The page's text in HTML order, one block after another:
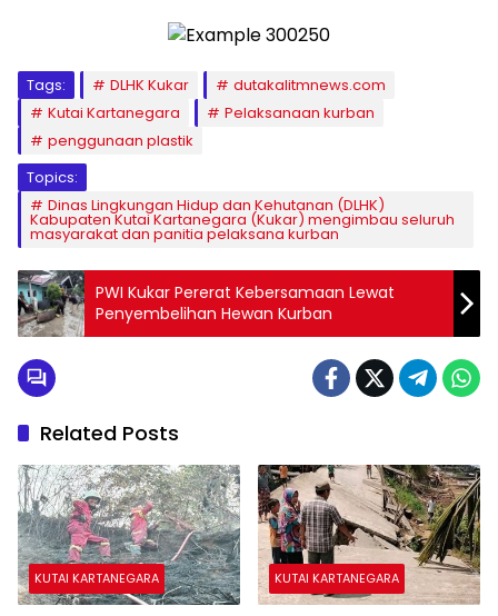
Tags: DLHK Kukar
dutakalitmnews.com
Kutai Kartanegara
Pelaksanaan kurban
penggunaan plastik
Topics:
Dinas Lingkungan Hidup dan Kehutanan (DLHK)
Kabupaten Kutai Kartanegara (Kukar) mengimbau seluruh
masyarakat dan panitia pelaksana kurban
PWI Kukar Pererat Kebersamaan Lewat
Penyembelihan Hewan Kurban
Related Posts
KUTAI KARTANEGARA KUTAI KARTANEGARA